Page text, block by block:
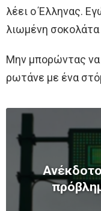
λέει ο Έλληνας.
λιωμένη σοκολάτα
Μην μπορώντας να
ρωτάνε με ένα